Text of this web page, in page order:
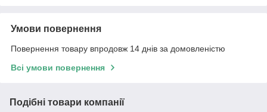
Умови повернення
Повернення товару впродовж 14 днів за домовленістю
Всі умови повернення
Подібні товари компанії